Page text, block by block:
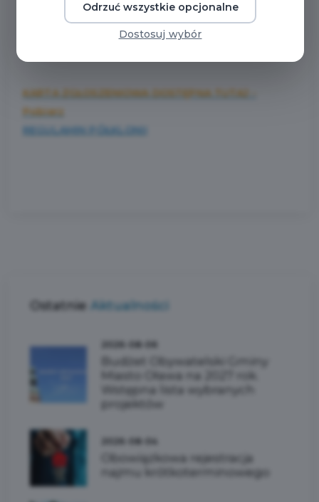
ZAPRASZAMY NA
KARTA ZGŁOSZENIOWA DOSTĘPNA TUTAJ -
Pobierz
REGULAMIN PÓŁKLONII
Ostatnie Aktualności
2026-08-06
Budżet Obywatelski Gminy
Miasto Oława na 2027 rok.
Wstępna lista wybranych
projektów
Obowiązkowa rejestracja
najmu krótkoterminowego
Odrzuć wszystkie opcjonalne
Dostosuj wybór